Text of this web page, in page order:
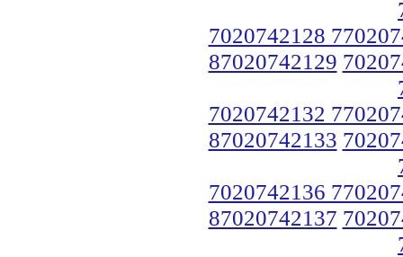
7020742128
87020742129
7020742132
87020742133
7020742136
87020742137